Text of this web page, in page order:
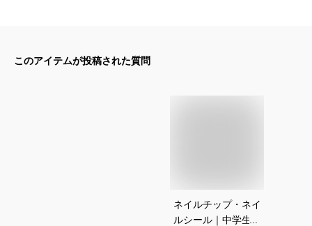
このアイテムが投稿された質問
ネイルチップ・ネイ
ルシール｜中学生に